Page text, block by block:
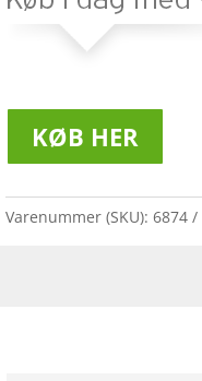
KØB HER
Varenummer (SKU): 6874